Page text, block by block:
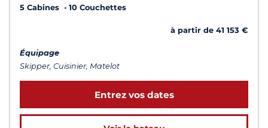
5 Cabines
10 Couchettes
à partir de 41 153 €
Équipage
Skipper, Cuisinier, Matelot
Entrez vos dates